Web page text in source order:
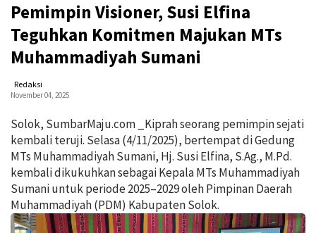
Pemimpin Visioner, Susi Elfina
Teguhkan Komitmen Majukan MTs
Muhammadiyah Sumani
Redaksi
November 04, 2025
Solok, SumbarMaju.com _Kiprah seorang pemimpin sejati
kembali teruji. Selasa (4/11/2025), bertempat di Gedung
MTs Muhammadiyah Sumani, Hj. Susi Elfina, S.Ag., M.Pd.
kembali dikukuhkan sebagai Kepala MTs Muhammadiyah
Sumani untuk periode 2025–2029 oleh Pimpinan Daerah
Muhammadiyah (PDM) Kabupaten Solok.